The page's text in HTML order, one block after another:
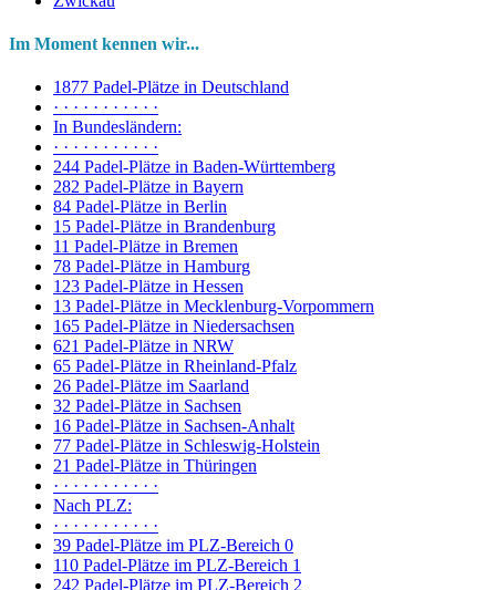
Im Moment kennen wir...
1877 Padel-Plätze in Deutschland
· · · · · · · · · · ·
In Bundesländern:
· · · · · · · · · · ·
244 Padel-Plätze in Baden-Württemberg
282 Padel-Plätze in Bayern
84 Padel-Plätze in Berlin
15 Padel-Plätze in Brandenburg
11 Padel-Plätze in Bremen
78 Padel-Plätze in Hamburg
123 Padel-Plätze in Hessen
13 Padel-Plätze in Mecklenburg-Vorpommern
165 Padel-Plätze in Niedersachsen
621 Padel-Plätze in NRW
65 Padel-Plätze in Rheinland-Pfalz
26 Padel-Plätze im Saarland
32 Padel-Plätze in Sachsen
16 Padel-Plätze in Sachsen-Anhalt
77 Padel-Plätze in Schleswig-Holstein
21 Padel-Plätze in Thüringen
· · · · · · · · · · ·
Nach PLZ:
· · · · · · · · · · ·
39 Padel-Plätze im PLZ-Bereich 0
110 Padel-Plätze im PLZ-Bereich 1
242 Padel-Plätze im PLZ-Bereich 2